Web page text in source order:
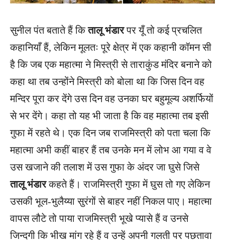
सुनील पंत बताते हैं कितालू भंडारपर यूँ तो कई प्रचलित
कहानियाँ हैं, लेकिन मूलतः पूरे क्षेत्र में एक कहानी कॉमन सी
है कि जब एक महात्मा ने मिस्त्री से ताराकुंड मंदिर बनाने को
कहा था तब उन्होंने मिस्त्री को बोला था कि जिस दिन वह
मन्दिर पूरा कर देंगे उस दिन वह उनका घर बहुमूल्य अशर्फियों
से भर देंगे। कहा तो यह भी जाता है कि वह महात्मा तब इसी
गुफा में रहते थे। एक दिन जब राजमिस्त्री को पता चला कि
महात्मा अभी कहीं बाहर हैं तब उनके मन में लोभ आ गया व वे
उस खजाने की तलाश में उस गुफा के अंदर जा घुसे जिसे
तालू भंडारकहते हैं। राजमिस्त्री गुफा में घुस तो गए लेकिन
उसकी भूल-भुलैय्या सुरंगों से बाहर नहीं निकल पाए। महात्मा
वापस लौटे तो पाया राजमिस्त्री भूखे प्यासे हैं व उनसे
जिन्दगी कि भीख मांग रहे हैं व उन्हें अपनी गलती पर पछतावा